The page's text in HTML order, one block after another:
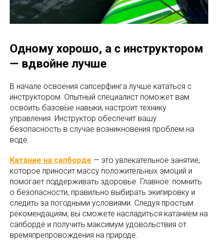
Одному хорошо, а с инструктором
— вдвойне лучше
В начале освоения сапсерфинга лучше кататься с
инструктором. Опытный специалист поможет вам
освоить базовые навыки, настроит технику
управления. Инструктор обеспечит вашу
безопасность в случае возникновения проблем на
воде.
Катание на сапборде — это увлекательное занятие,
которое приносит массу положительных эмоций и
помогает поддерживать здоровье. Главное: помнить
о безопасности, правильно выбирать экипировку и
следить за погодными условиями. Следуя простым
рекомендациям, вы сможете насладиться катанием на
сапборде и получить максимум удовольствия от
времяпрепровождения на природе.